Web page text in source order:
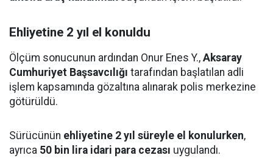
Ehliyetine 2 yıl el konuldu
Ölçüm sonucunun ardından Onur Enes Y., Aksaray
Cumhuriyet Başsavcılığı tarafından başlatılan adli
işlem kapsamında gözaltına alınarak polis merkezine
götürüldü.
Sürücünün ehliyetine 2 yıl süreyle el konulurken,
ayrıca 50 bin lira idari para cezası uygulandı.